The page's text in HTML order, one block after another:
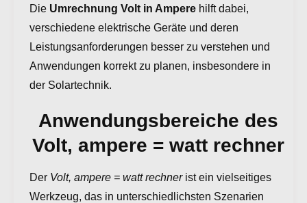
Die Umrechnung Volt in Ampere hilft dabei,
verschiedene elektrische Geräte und deren
Leistungsanforderungen besser zu verstehen und
Anwendungen korrekt zu planen, insbesondere in
der Solartechnik.
Anwendungsbereiche des
Volt, ampere = watt rechner
Der Volt, ampere = watt rechnerist ein vielseitiges
Werkzeug, das in unterschiedlichsten Szenarien